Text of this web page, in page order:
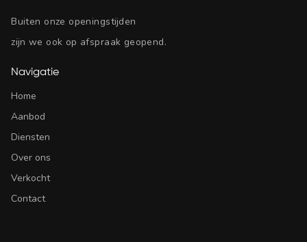
Buiten onze openingstijden
zijn we ook op afspraak geopend.
Navigatie
Home
Aanbod
Diensten
Over ons
Verkocht
Contact